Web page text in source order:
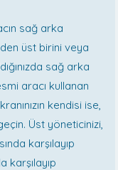
sağ arka
üst birini veya
sağ arka
aracı kullanan
kendisi ise,
Üst yöneticinizi,
karşılayıp
karşılayıp